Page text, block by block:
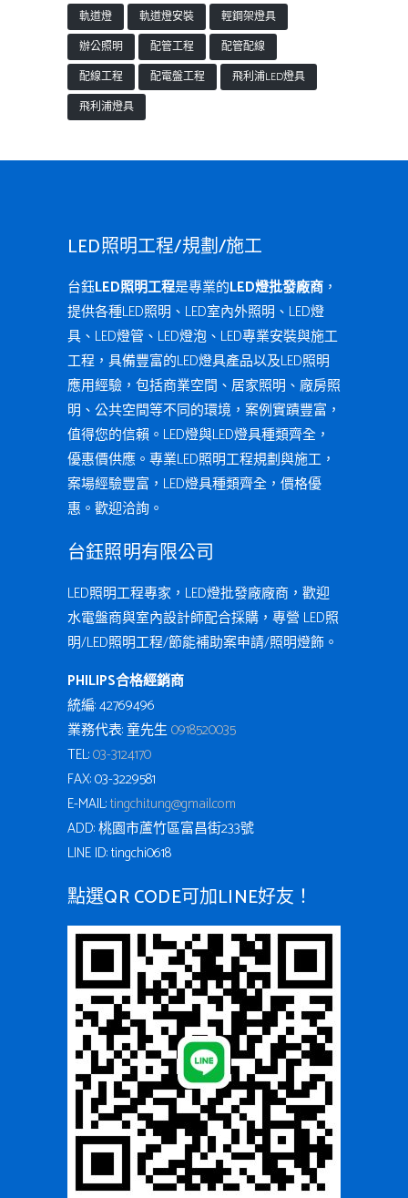
軌道燈
軌道燈安裝
輕鋼架燈具
辦公照明
配管工程
配管配線
配線工程
配電盤工程
飛利浦LED燈具
飛利浦燈具
LED照明工程/規劃/施工
台鈺LED照明工程是專業的LED燈批發廠商 ，
提供各種LED照明、LED室內外照明、LED燈
具、LED燈管、LED燈泡、LED專業安裝與施工
工程，具備豐富的LED燈具產品以及LED照明
應用經驗，包括商業空間、居家照明、廠房照
明、公共空間等不同的環境，案例實蹟豐富，
值得您的信賴。LED燈與LED燈具種類齊全，
優惠價供應。專業LED照明工程規劃與施工，
案場經驗豐富，LED燈具種類齊全，價格優
惠。歡迎洽詢。
台鈺照明有限公司
LED照明工程專家，LED燈批發廠廠商，歡迎
水電盤商與室內設計師配合採購，專營 LED照
明/LED照明工程/節能補助案申請/照明燈飾。
PHILIPS合格經銷商
統編: 42769496
業務代表: 童先生0918520035
TEL:03-3124170
FAX: 03-3229581
E-MAIL:tingchi.tung@gmail.com
ADD: 桃園市蘆竹區富昌街233號
LINE ID: tingchi0618
點選QR CODE可加LINE好友！